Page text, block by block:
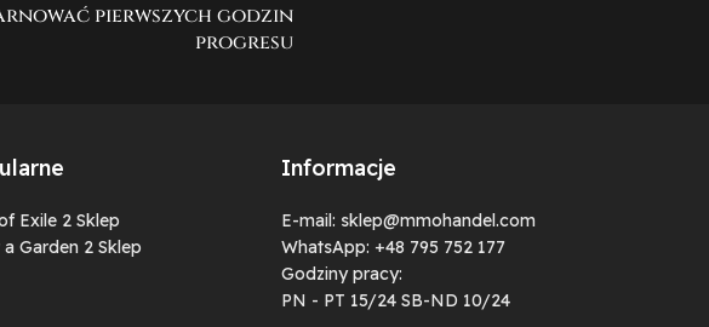
pierwszych godzin
progresu
Exile 2 Sklep
Garden 2 Sklep
Informacje
E-mail: sklep@mmohandel.com
WhatsApp: +48 795 752 177
Godziny pracy:
PN - PT 15/24 SB-ND 10/24